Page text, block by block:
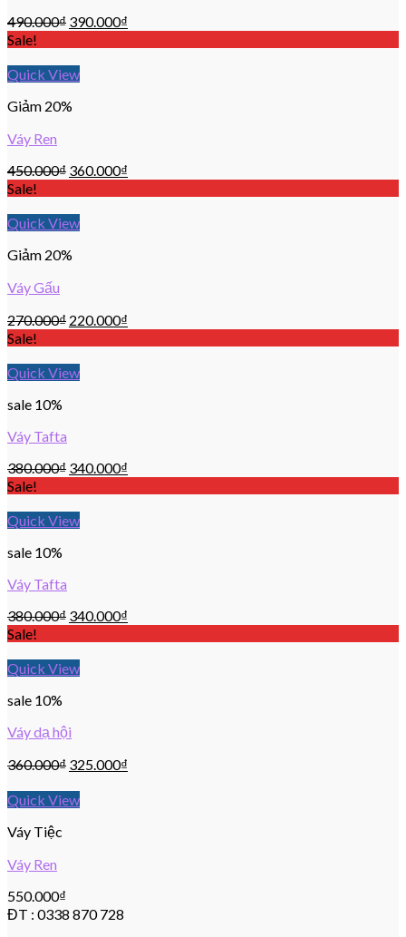
490.000₫ 390.000₫
Sale!
Quick View
Giảm 20%
Váy Ren
450.000₫ 360.000₫
Sale!
Quick View
Giảm 20%
Váy Gấu
270.000₫ 220.000₫
Sale!
Quick View
sale 10%
Váy Tafta
380.000₫ 340.000₫
Sale!
Quick View
sale 10%
Váy Tafta
380.000₫ 340.000₫
Sale!
Quick View
sale 10%
Váy dạ hội
360.000₫ 325.000₫
Quick View
Váy Tiệc
Váy Ren
550.000₫
ĐT : 0338 870 728